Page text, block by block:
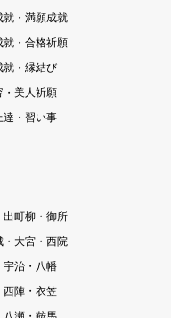
就・満願成就
就・合格祈願
就・縁結び
・美人祈願
達・習い事
出町柳・御所
・大宮・西院
宇治・八幡
西陣・衣笠